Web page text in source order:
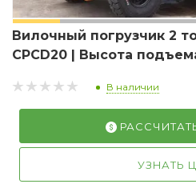
Вилочный погрузчик 2
CPCD20 | Высота
В наличии
УЗНАТЬ